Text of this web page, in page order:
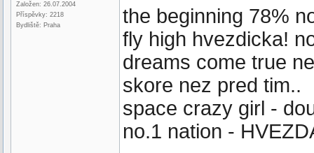
Založen: 26.07.2004
Příspěvky: 2218
Bydliště: Praha
the beginning 78%
fly high hvezdicka!
dreams come true
skore nez pred tim..
space crazy girl -
no.1 nation -